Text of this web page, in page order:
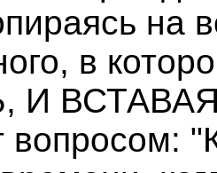
на
в
вопросом: